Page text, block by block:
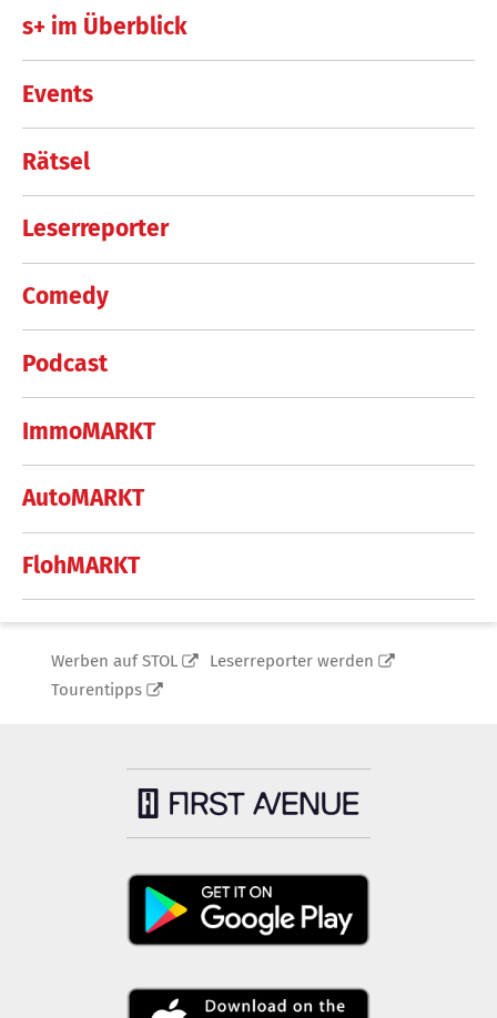
s+ im Überblick
Events
Rätsel
Leserreporter
Comedy
Podcast
ImmoMARKT
AutoMARKT
FlohMARKT
Werben auf STOL
Leserreporter werden
Tourentipps